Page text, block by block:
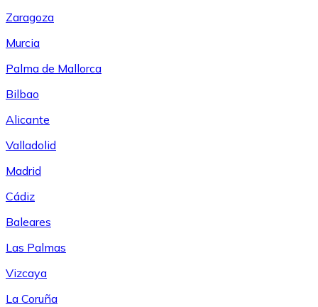
Zaragoza
Murcia
Palma de Mallorca
Bilbao
Alicante
Valladolid
Madrid
Cádiz
Baleares
Las Palmas
Vizcaya
La Coruña